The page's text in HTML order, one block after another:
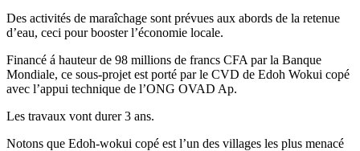
Des activités de maraîchage sont prévues aux abords de la retenue
d’eau, ceci pour booster l’économie locale.
Financé á hauteur de 98 millions de francs CFA par la Banque
Mondiale, ce sous-projet est porté par le CVD de Edoh Wokui copé
avec l’appui technique de l’ONG OVAD Ap.
Les travaux vont durer 3 ans.
Notons que Edoh-wokui copé est l’un des villages les plus menacé